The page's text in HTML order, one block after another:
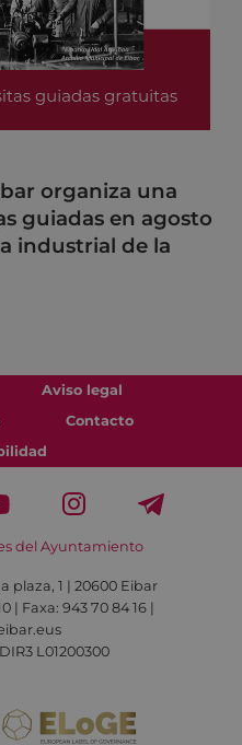
organiza una
guiadas en agosto
industrial de la
Aviso legal
Contacto
del Ayuntamiento
plaza, 1 | 20600 Eibar
| Faxa: 943 70 84 16 |
L01200300